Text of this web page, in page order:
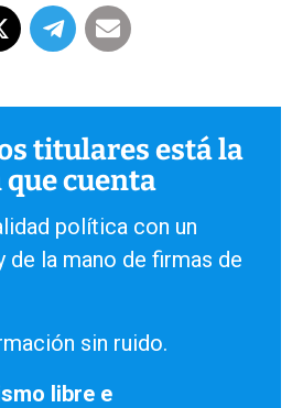
titulares está la
cuenta
política con un
de la mano de firmas de
sin ruido.
libre e